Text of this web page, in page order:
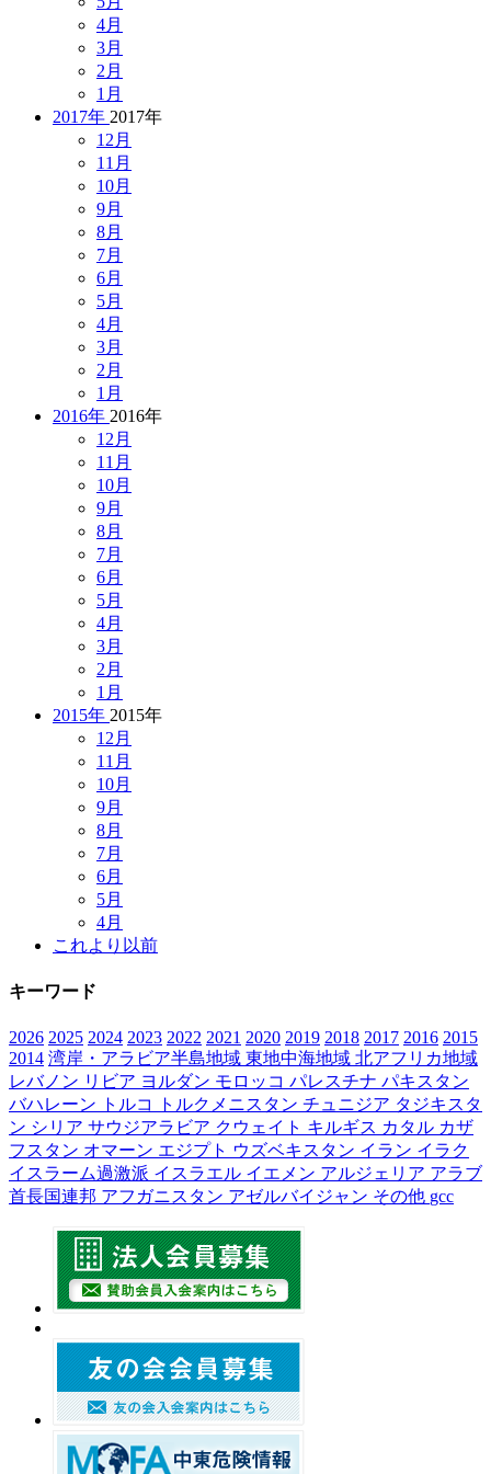
4月
3月
2月
1月
2017年 2017年
12月
11月
10月
9月
8月
7月
6月
5月
4月
3月
2月
1月
2016年 2016年
12月
11月
10月
9月
8月
7月
6月
5月
4月
3月
2月
1月
2015年 2015年
12月
11月
10月
9月
8月
7月
6月
5月
4月
これより以前
キーワード
2026 2025 2024 2023 2022 2021 2020 2019 2018 2017 2016 2015
2014 湾岸・アラビア半島地域 東地中海地域 北アフリカ地域
レバノン リビア ヨルダン モロッコ パレスチナ パキスタン
バハレーン
トルコ トルクメニスタン チュニジア タジキスタ
ン シリア サウジアラビア クウェイト キルギス カタル カザ
フスタン オマーン エジプト ウズベキスタン イラン イラク
イスラーム過激派 イスラエル イエメン アルジェリア アラブ
首長国連邦 アフガニスタン アゼルバイジャン その他 gcc